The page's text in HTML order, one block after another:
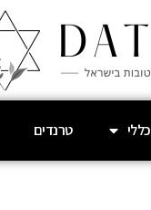
כללי טרנדים